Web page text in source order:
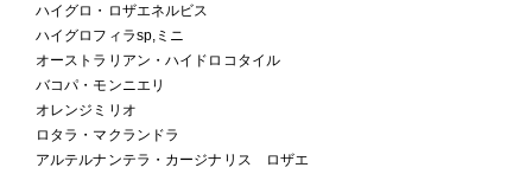
ハイグロ・ロザエネルビス
ハイグロフィラsp,ミニ
オーストラリアン・ハイドロコタイル
バコパ・モンニエリ
オレンジミリオ
ロタラ・マクランドラ
アルテルナンテラ・カージナリス ロザエ